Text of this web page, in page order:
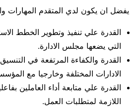
يفضل ان يكون لدي المتقدم المهارات
القدرة علي تنفيذ وتطوير الخطط
التي يضعها مجلس الادارة.
القدرة والكفاءة المرتفعة في
الادارات المختلفة وخارجيا مع
القدرة علي متابعة أداء العاملين
اللازمة لمتطلبات العمل.